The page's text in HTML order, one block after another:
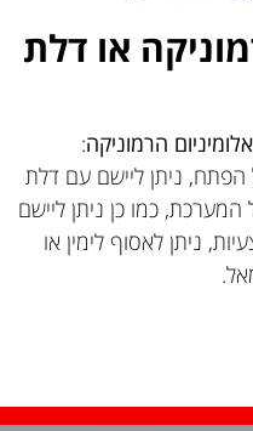
או דלת
הרמוניקה:
ניתן ליישם עם דלת
כמו כן ניתן ליישם
ניתן לאסוף לימין או